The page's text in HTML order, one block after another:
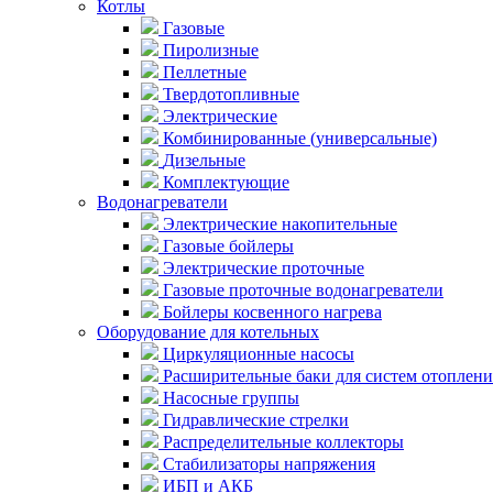
Котлы
Газовые
Пиролизные
Пеллетные
Твердотопливные
Электрические
Комбинированные (универсальные)
Дизельные
Комплектующие
Водонагреватели
Электрические накопительные
Газовые бойлеры
Электрические проточные
Газовые проточные водонагреватели
Бойлеры косвенного нагрева
Оборудование для котельных
Циркуляционные насосы
Расширительные баки для систем
Насосные группы
Гидравлические стрелки
Распределительные коллекторы
Стабилизаторы напряжения
ИБП и АКБ